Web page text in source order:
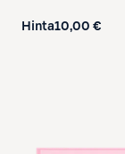
Hinta10,00 €